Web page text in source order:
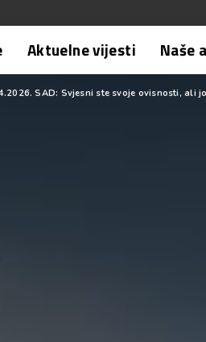
Aktuelne vijesti Naše
SAD: Svjesni ste svoje ovisnosti, ali